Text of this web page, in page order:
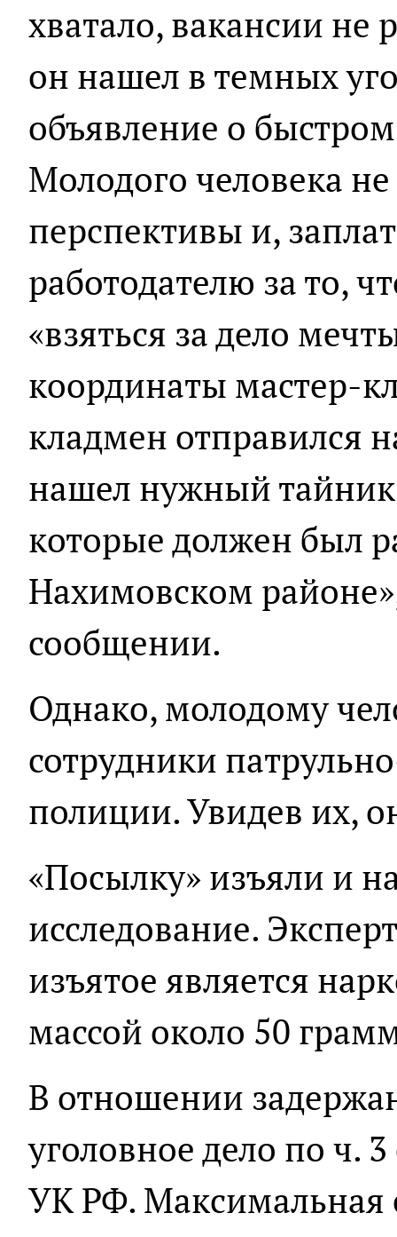
хватало, вакансии не
он нашел в темных
объявление о
Молодого человека
перспективы и,
работодателю за то,
«взяться за дело
координаты мастер-
кладмен отправился
нашел нужный тайник
которые должен был
Нахимовском
сообщении.
Однако, молодому
сотрудники
полиции. Увидев их,
«Посылку» изъяли и
исследование.
изъятое является
массой около 50
В отношении
уголовное дело по ч. 3
УК РФ. Максимальная